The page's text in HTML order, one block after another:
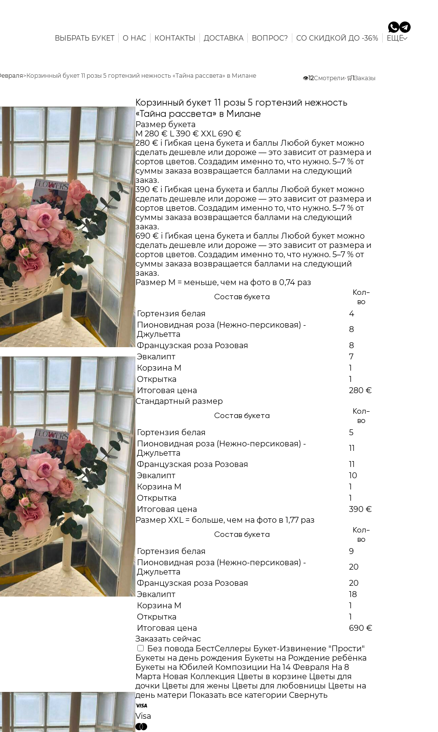
ВЫБРАТЬ БУКЕТ О НАС КОНТАКТЫ ДОСТАВКА ВОПРОС? СО СКИДКОЙ ДО -36% ЕЩЁ
>Корзинный букет 11 розы 5 гортензий нежность «Тайна рассвета» в Милане 👁️12Смотрели• 🛒1Заказы
Корзинный букет 11 розы 5 гортензий нежность
«Тайна рассвета» в Милане
Размер букета
M 280 € L 390 € XXL 690 €
280 € i Гибкая цена букета и баллы Любой букет можно
сделать дешевле или дороже — это зависит от размера и
сортов цветов. Создадим именно то, что нужно. 5–7 % от
суммы заказа возвращается баллами на следующий
заказ.
390 € i Гибкая цена букета и баллы Любой букет можно
сделать дешевле или дороже — это зависит от размера и
сортов цветов. Создадим именно то, что нужно. 5–7 % от
суммы заказа возвращается баллами на следующий
заказ.
690 € i Гибкая цена букета и баллы Любой букет можно
сделать дешевле или дороже — это зависит от размера и
сортов цветов. Создадим именно то, что нужно. 5–7 % от
суммы заказа возвращается баллами на следующий
заказ.
Размер M = меньше, чем на фото в 0,74 раз
Состав букета
Кол-
во
Гортензия белая
4
Пионовидная роза (Нежно-персиковая) -
Джульетта
8
Французская роза Розовая
8
Эвкалипт
7
Корзина M
1
Открытка
1
Итоговая цена
280 €
Стандартный размер
Состав букета
Кол-
во
Гортензия белая
5
Пионовидная роза (Нежно-персиковая) -
Джульетта
11
Французская роза Розовая
11
Эвкалипт
10
Корзина M
1
Открытка
1
Итоговая цена
390 €
Размер XXL = больше, чем на фото в 1,77 раз
Состав букета
Кол-
во
Гортензия белая
9
Пионовидная роза (Нежно-персиковая) -
Джульетта
20
Французская роза Розовая
20
Эвкалипт
18
Корзина M
1
Открытка
1
Итоговая цена
690 €
Заказать сейчас
Без повода БестСеллеры Букет-Извинение "Прости"
Букеты на день рождения Букеты на Рождение ребёнка
Букеты на Юбилей Композиции На 14 Февраля На 8
Марта Новая Коллекция Цветы в корзине Цветы для
дочки Цветы для жены Цветы для любовницы Цветы на
день матери Показать все категории Свернуть
Visa